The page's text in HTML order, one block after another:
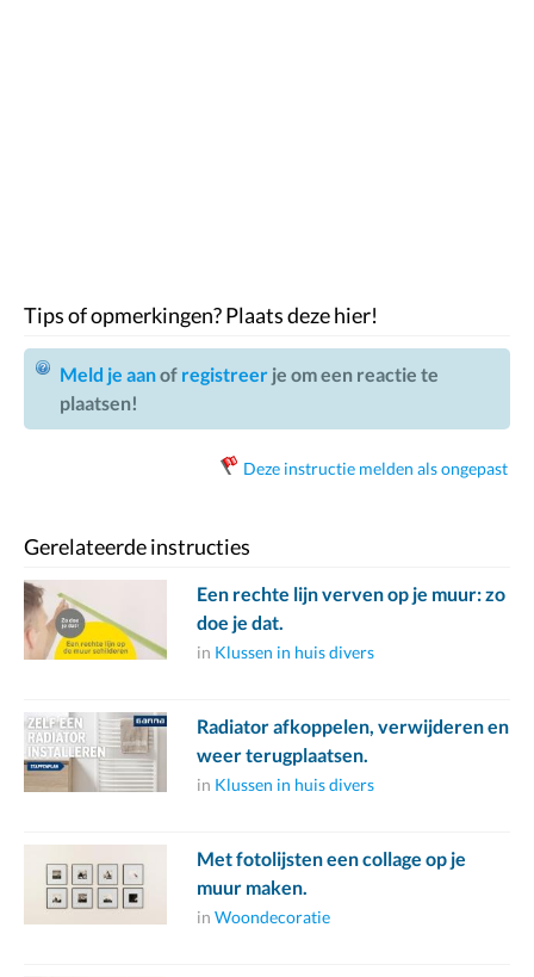
Tips of opmerkingen? Plaats deze hier!
Meld je aanof registreer je om een reactie te
plaatsen!
Deze instructie melden als ongepast
Gerelateerde instructies
Een rechte lijn verven op je muur: zo
doe je dat.
in Klussen in huis divers
Radiator afkoppelen, verwijderen en
weer terugplaatsen.
in Klussen in huis divers
Met fotolijsten een collage op je
muur maken.
in Woondecoratie